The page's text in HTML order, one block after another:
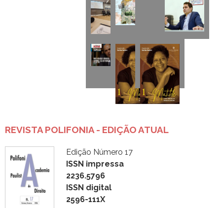
REVISTA POLIFONIA - EDIÇÃO ATUAL
Edição Número 17
ISSN impressa
2236.5796
ISSN digital
2596-111X